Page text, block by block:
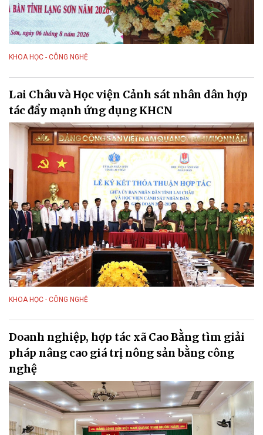
KHOA HỌC - CÔNG NGHỆ
Lai Châu và Học viện Cảnh sát nhân dân hợp
tác đẩy mạnh ứng dụng KHCN
KHOA HỌC - CÔNG NGHỆ
Doanh nghiệp, hợp tác xã Cao Bằng tìm giải
pháp nâng cao giá trị nông sản bằng công
nghệ